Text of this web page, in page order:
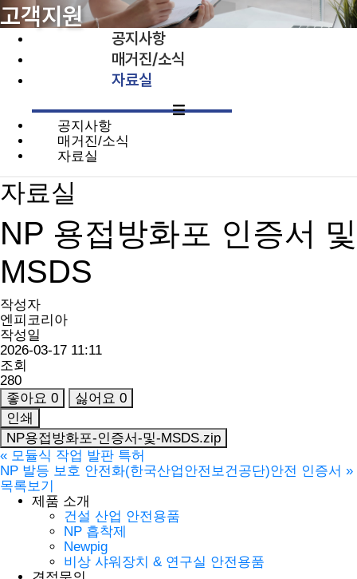
고객지원
공지사항
매거진/소식
자료실
공지사항
매거진/소식
자료실
자료실
NP 용접방화포 인증서 및
MSDS
작성자
엔피코리아
작성일
2026-03-17 11:11
조회
280
좋아요 0 싫어요 0
인쇄
NP용접방화포-인증서-및-MSDS.zip
« 모듈식 작업 발판 특허
NP 발등 보호 안전화(한국산업안전보건공단)안전 인증서 »
목록보기
제품 소개
건설 산업 안전용품
NP 흡착제
Newpig
비상 샤워장치 & 연구실 안전용품